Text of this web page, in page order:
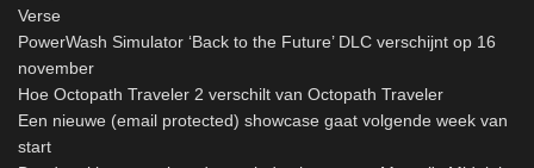
Verse
PowerWash Simulator ‘Back to the Future’ DLC verschijnt op 16
november
Hoe Octopath Traveler 2 verschilt van Octopath Traveler
Een nieuwe (email protected) showcase gaat volgende week van
start